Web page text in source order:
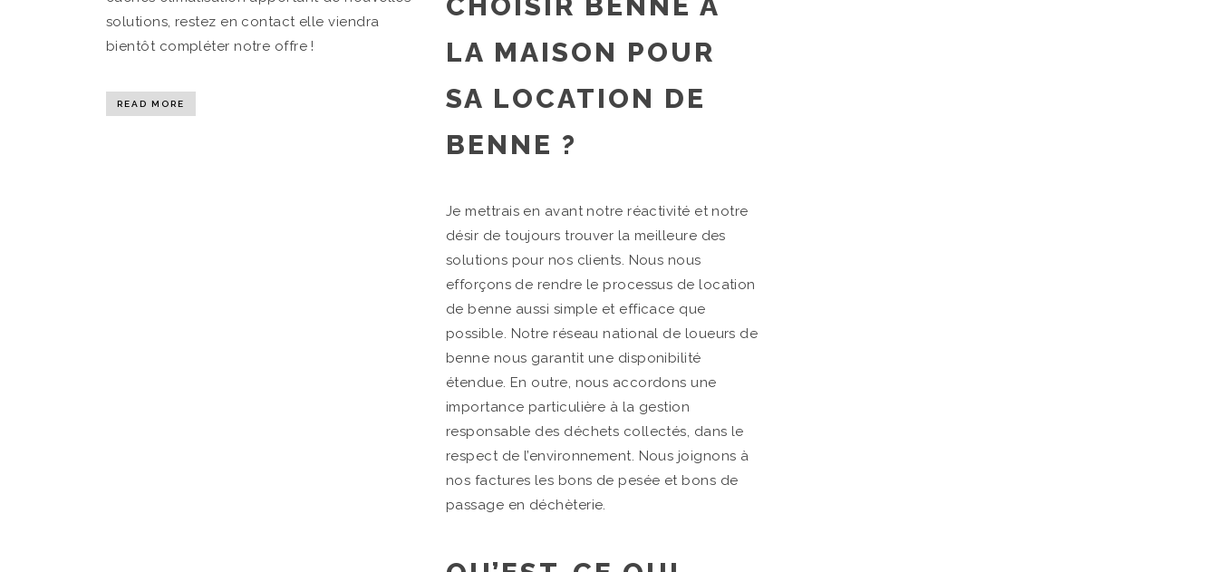
solutions, restez en contact elle viendra
bientôt compléter notre offre !
READ MORE
LA MAISON POUR
SA LOCATION DE
BENNE ?
Je mettrais en avant notre réactivité et notre
désir de toujours trouver la meilleure des
solutions pour nos clients. Nous nous
efforçons de rendre le processus de location
de benne aussi simple et efficace que
possible. Notre réseau national de loueurs de
benne nous garantit une disponibilité
étendue. En outre, nous accordons une
importance particulière à la gestion
responsable des déchets collectés, dans le
respect de l’environnement. Nous joignons à
nos factures les bons de pesée et bons de
passage en déchèterie.